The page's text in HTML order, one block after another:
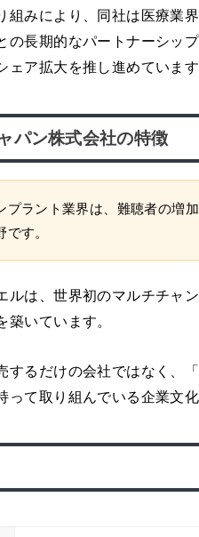
組みにより、同社は医療業
の長期的なパートナーシッ
ェア拡大を推し進めています
パン株式会社の特徴
プラント業界は、難聴者の増
です。
ルは、世界初のマルチチャ
築いています。
するだけの会社ではなく、
って取り組んでいる企業文